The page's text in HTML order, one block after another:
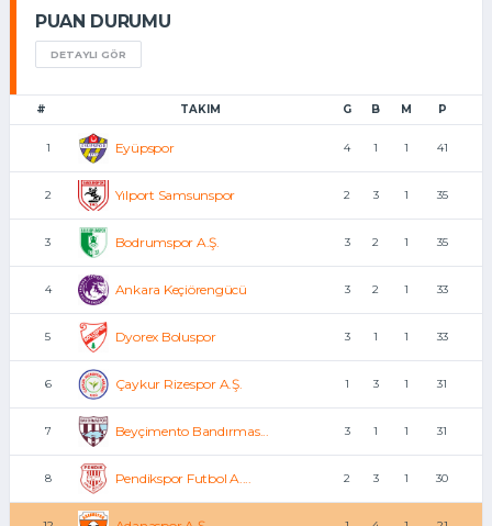
PUAN DURUMU
DETAYLI GÖR
# TAKIM G B M P
1 Eyüpspor 4 1 1 41
2 Yılport Samsunspor 2 3 1 35
3 Bodrumspor A.Ş. 3 2 1 35
4 Ankara Keçiörengücü 3 2 1 33
5 Dyorex Boluspor 3 1 1 33
6 Çaykur Rizespor A.Ş. 1 3 1 31
7 Beyçimento Bandırmas... 3 1 1 31
8 Pendikspor Futbol A.... 2 3 1 30